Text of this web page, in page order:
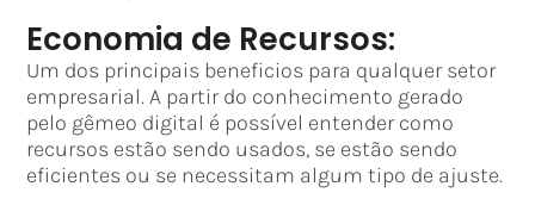
Economia de Recursos:
Um dos principais beneficios para qualquer setor
empresarial. A partir do conhecimento gerado
pelo gêmeo digital é possível entender como
recursos estão sendo usados, se estão sendo
eficientes ou se necessitam algum tipo de ajuste.